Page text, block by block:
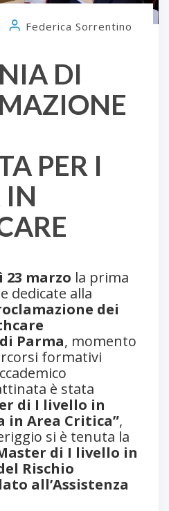
DI
PER I
IN
Federica Sorrentino
23 marzo la prima
dedicate alla
dei
Parma, momento
formativi
è stata
di I livello in
in Area Critica”,
si è tenuta la
di I livello in
Rischio
all’Assistenza